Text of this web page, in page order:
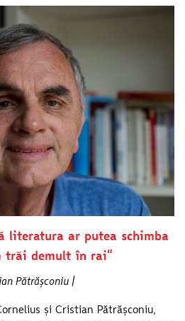
literatura ar putea schimba
trăi demult în rai“
Pătrășconiu |
și Cristian Pătrășconiu,